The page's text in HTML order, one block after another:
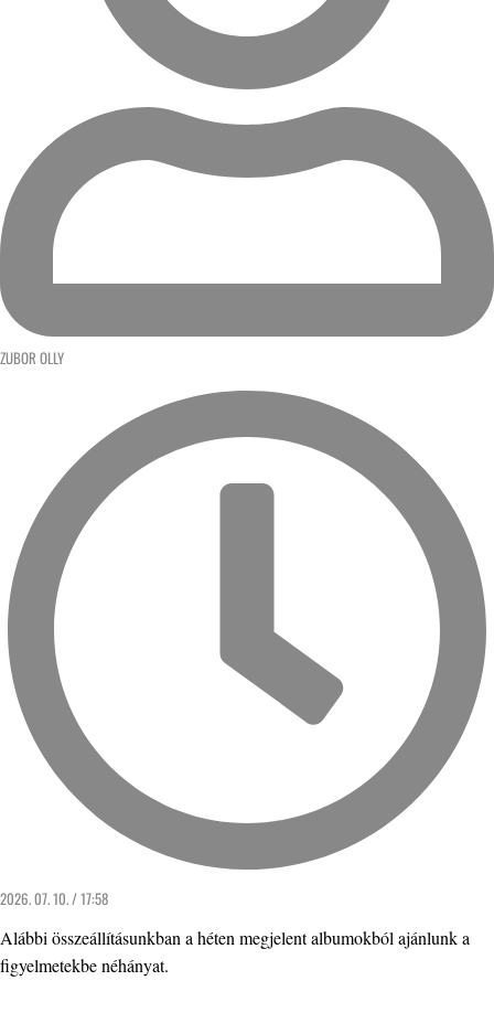
ZUBOR OLLY
2026. 07. 10. / 17:58
Alábbi összeállításunkban a héten megjelent albumokból ajánlunk a
figyelmetekbe néhányat.